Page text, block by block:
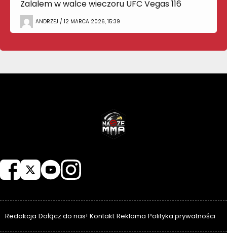
Zalalem w walce wieczoru UFC Vegas 116
ANDRZEJ / 12 MARCA 2026, 15:39
Redakcja Dołącz do nas! Kontakt Reklama Polityka prywatności